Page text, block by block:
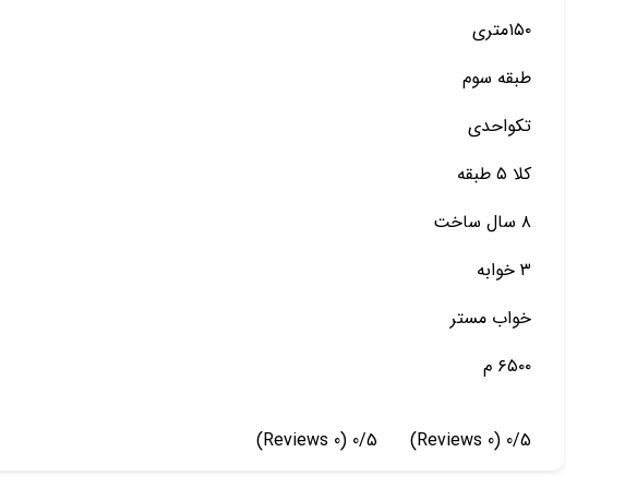
۱۵۰متری
طبقه سوم
تکواحدی
کلا ۵ طبقه
۸ سال ساخت
۳ خوابه
خواب مستر
۶۵۰۰ م
0/5
(0 Reviews)
0/5
(0 Reviews)